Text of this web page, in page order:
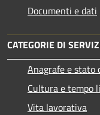
Documenti e dati
CATEGORIE DI
Anagrafe e stato
Cultura e tempo
Vita lavorativa